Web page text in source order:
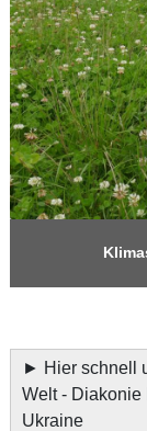
► Hier schnell
Welt - Diakonie
Ukraine